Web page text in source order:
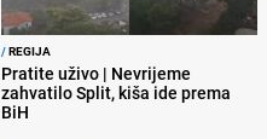
/REGIJA
Pratite uživo | Nevrijeme
zahvatilo Split, kiša ide prema
BiH